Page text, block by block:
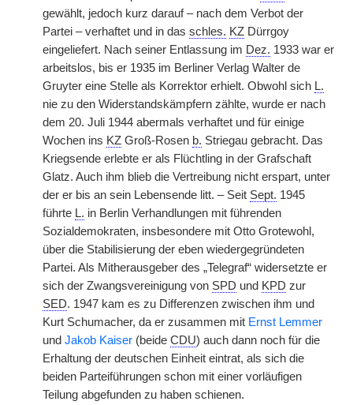
gewählt, jedoch kurz darauf – nach dem Verbot der
Partei – verhaftet und in das schles. KZ Dürrgoy
eingeliefert. Nach seiner Entlassung im Dez. 1933 war er
arbeitslos, bis er 1935 im Berliner Verlag Walter de
Gruyter eine Stelle als Korrektor erhielt. Obwohl sich L.
nie zu den Widerstandskämpfern zählte, wurde er nach
dem 20. Juli 1944 abermals verhaftet und für einige
Wochen ins KZ Groß-Rosen b. Striegau gebracht. Das
Kriegsende erlebte er als Flüchtling in der Grafschaft
Glatz. Auch ihm blieb die Vertreibung nicht erspart, unter
der er bis an sein Lebensende litt. – Seit Sept. 1945
führte L. in Berlin Verhandlungen mit führenden
Sozialdemokraten, insbesondere mit Otto Grotewohl,
über die Stabilisierung der eben wiedergegründeten
Partei. Als Mitherausgeber des „Telegraf“ widersetzte er
sich der Zwangsvereinigung von SPD und KPD zur
SED. 1947 kam es zu Differenzen zwischen ihm und
Kurt Schumacher, da er zusammen mit Ernst Lemmer
und Jakob Kaiser (beide CDU) auch dann noch für die
Erhaltung der deutschen Einheit eintrat, als sich die
beiden Parteiführungen schon mit einer vorläufigen
Teilung abgefunden zu haben schienen.